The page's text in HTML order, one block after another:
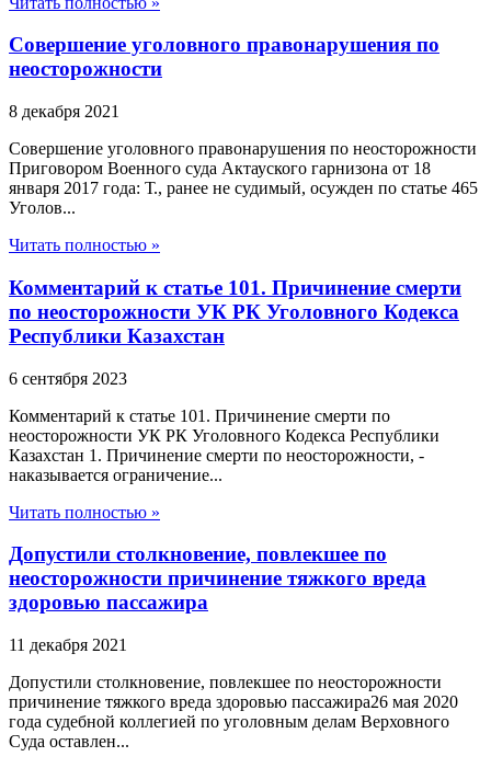
Совершение уголовного правонарушения по
неосторожности
8 декабря 2021
Совершение уголовного правонарушения по неосторожности
Приговором Военного суда Актауского гарнизона от 18
января 2017 года: Т., ранее не судимый, осужден по статье 465
Уголов...
Читать полностью »
Комментарий к статье 101. Причинение смерти
по неосторожности УК РК Уголовного Кодекса
Республики Казахстан
6 сентября 2023
Комментарий к статье 101. Причинение смерти по
неосторожности УК РК Уголовного Кодекса Республики
Казахстан 1. Причинение смерти по неосторожности, -
наказывается ограничение...
Читать полностью »
Допустили столкновение, повлекшее по
неосторожности причинение тяжкого вреда
здоровью пассажира
11 декабря 2021
Допустили столкновение, повлекшее по неосторожности
причинение тяжкого вреда здоровью пассажира26 мая 2020
года судебной коллегией по уголовным делам Верховного
Суда оставлен...